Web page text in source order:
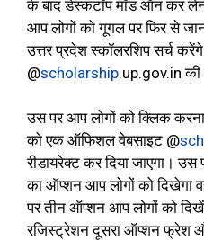
के बाद डेस्कटॉप मॉड ऑन कर
आप लोगों को गूगल पर फिर से
उत्तर प्रदेश स्कॉलरशिप सर्च
@scholarship.up.gov.in की
उस पर आप लोगों को क्लिक
को एक ऑफिशल वेबसाइट @
रीडायरेक्ट कर दिया जाएगा।
का ऑप्शन आप लोगों को दिखेगा
पर तीन ऑप्शन आप लोगों को
रजिस्ट्रेशन दूसरा ऑप्शन फ्रेश